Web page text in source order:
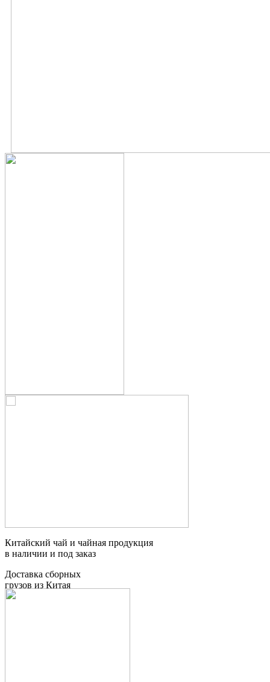
Китайский чай и чайная продукция
в наличии и под заказ
Доставка сборных
грузов из Китая